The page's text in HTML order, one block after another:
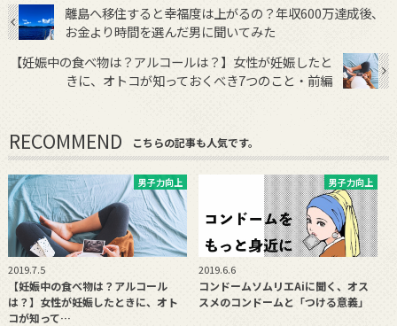
離島へ移住すると幸福度は上がるの？年収600万達成後、
お金より時間を選んだ男に聞いてみた
【妊娠中の食べ物は？アルコールは？】女性が妊娠したと
きに、オトコが知っておくべき7つのこと・前編
RECOMMEND こちらの記事も人気です。
男子力向上
2019.7.5
【妊娠中の食べ物は？アルコール
は？】女性が妊娠したときに、オト
コが知って…
男子力向上
2019.6.6
コンドームソムリエAiに聞く、オス
スメのコンドームと「つける意義」